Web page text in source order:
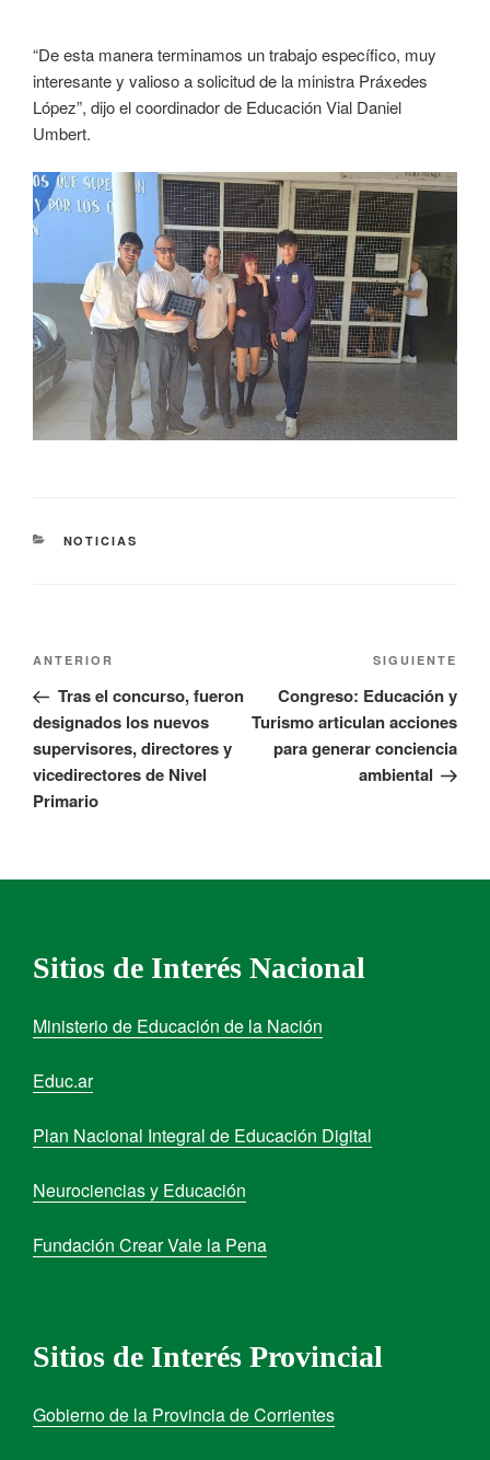
“De esta manera terminamos un trabajo específico, muy
interesante y valioso a solicitud de la ministra Práxedes
López”, dijo el coordinador de Educación Vial Daniel
Umbert.
NOTICIAS
ANTERIOR
Tras el concurso, fueron
designados los nuevos
supervisores, directores y
vicedirectores de Nivel
Primario
SIGUIENTE
Congreso: Educación y
Turismo articulan acciones
para generar conciencia
ambiental
Sitios de Interés Nacional
Ministerio de Educación de la Nación
Educ.ar
Plan Nacional Integral de Educación Digital
Neurociencias y Educación
Fundación Crear Vale la Pena
Sitios de Interés Provincial
Gobierno de la Provincia de Corrientes